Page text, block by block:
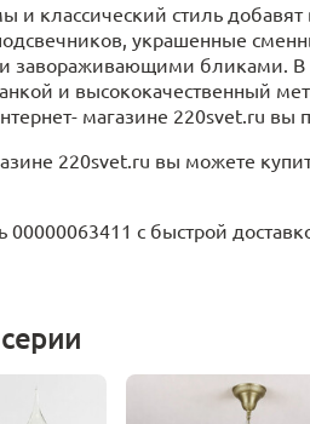
классический стиль добавят
украшенные
завораживающими бликами. В
и высококачественный
магазине 220svet.ru вы
220svet.ru вы можете
с быстрой